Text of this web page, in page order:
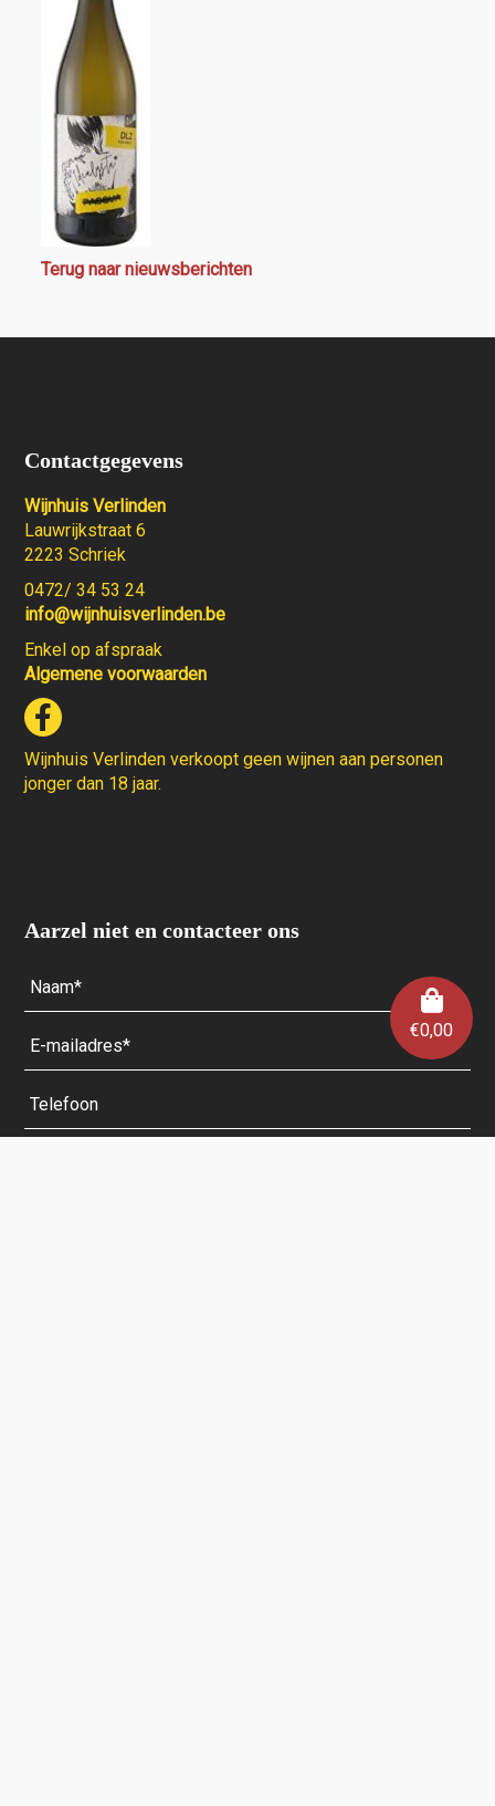
€0,00
Terug naar nieuwsberichten
Contactgegevens
Wijnhuis Verlinden
Lauwrijkstraat 6
2223 Schriek
0472/ 34 53 24
info@wijnhuisverlinden.be
Enkel op afspraak
Algemene voorwaarden
Wijnhuis Verlinden verkoopt geen wijnen aan personen
jonger dan 18 jaar.
Aarzel niet en contacteer ons